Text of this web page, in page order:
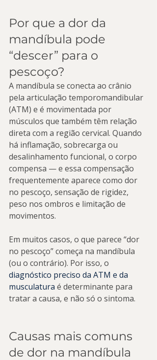
Por que a dor da
mandíbula pode
“descer” para o
pescoço?
A mandíbula se conecta ao crânio
pela articulação temporomandibular
(ATM) e é movimentada por
músculos que também têm relação
direta com a região cervical. Quando
há inflamação, sobrecarga ou
desalinhamento funcional, o corpo
compensa — e essa compensação
frequentemente aparece como dor
no pescoço, sensação de rigidez,
peso nos ombros e limitação de
movimentos.
Em muitos casos, o que parece “dor
no pescoço” começa na mandíbula
(ou o contrário). Por isso, o
diagnóstico preciso da ATM e da
musculatura é determinante para
tratar a causa, e não só o sintoma.
Causas mais comuns
de dor na mandíbula